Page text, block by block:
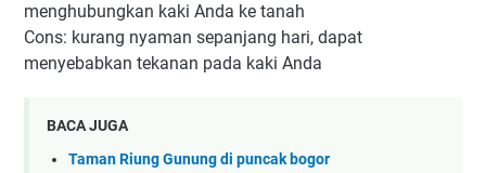
menghubungkan kaki Anda ke tanah
Cons: kurang nyaman sepanjang hari, dapat
menyebabkan tekanan pada kaki Anda
BACA JUGA
Taman Riung Gunung di puncak bogor